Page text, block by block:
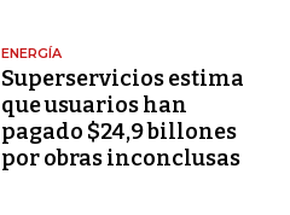
ENERGÍA
Superservicios estima
que usuarios han
pagado $24,9 billones
por obras inconclusas